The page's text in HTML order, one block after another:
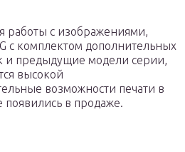
работы с изображениями,
с комплектом дополнительных
и предыдущие модели серии,
высокой
возможности печати в
в продаже.